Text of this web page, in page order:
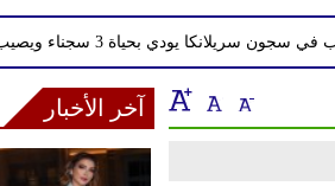
سريلانكا يودي بحياة 3 سجناء ويصيب 23 آخرين
آخر الأخبار